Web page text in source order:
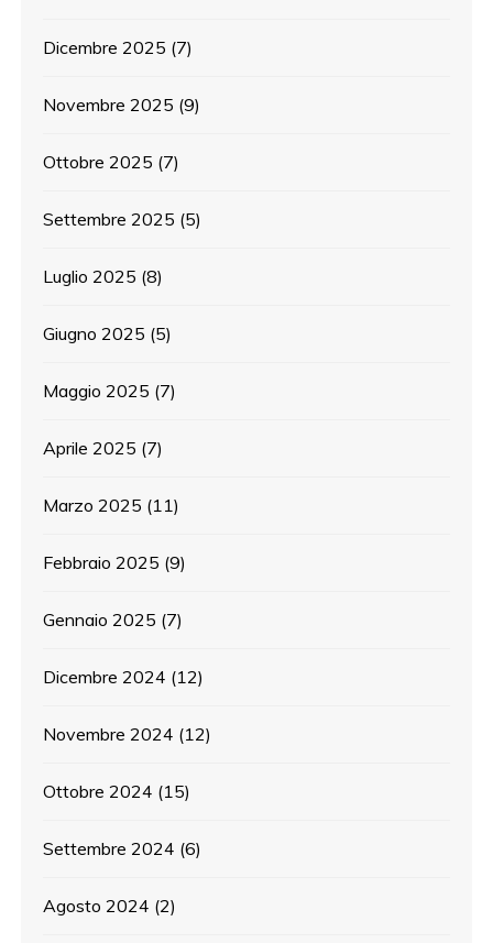
Dicembre 2025 (7)
Novembre 2025 (9)
Ottobre 2025 (7)
Settembre 2025 (5)
Luglio 2025 (8)
Giugno 2025 (5)
Maggio 2025 (7)
Aprile 2025 (7)
Marzo 2025 (11)
Febbraio 2025 (9)
Gennaio 2025 (7)
Dicembre 2024 (12)
Novembre 2024 (12)
Ottobre 2024 (15)
Settembre 2024 (6)
Agosto 2024 (2)